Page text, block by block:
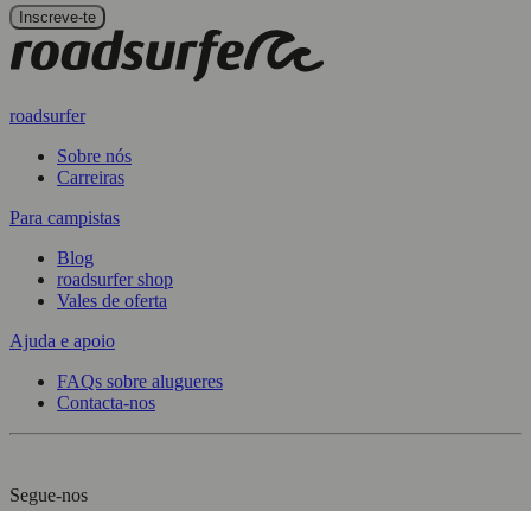
roadsurfer
Sobre nós
Carreiras
Para campistas
Blog
roadsurfer shop
Vales de oferta
Ajuda e apoio
FAQs sobre alugueres
Contacta-nos
Segue-nos